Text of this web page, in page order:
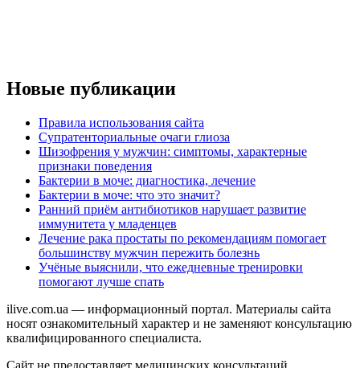
Новые публикации
Правила использования сайта
Супратенториальные очаги глиоза
Шизофрения у мужчин: симптомы, характерные
признаки поведения
Бактерии в моче: диагностика, лечение
Бактерии в моче: что это значит?
Ранний приём антибиотиков нарушает развитие
иммунитета у младенцев
Лечение рака простаты по рекомендациям помогает
большинству мужчин пережить болезнь
Учёные выяснили, что ежедневные тренировки
помогают лучше спать
ilive.com.ua — информационный портал. Материалы сайта
носят ознакомительный характер и не заменяют консультацию
квалифицированного специалиста.
Сайт не предоставляет медицинских консультаций,